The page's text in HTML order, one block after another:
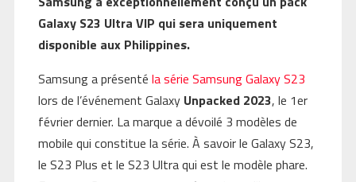
Galaxy S23 Ultra VIP qui sera uniquement
disponible aux Philippines.
Samsung a présenté la série Samsung Galaxy S23
lors de l’événement Galaxy Unpacked 2023, le 1er
février dernier. La marque a dévoilé 3 modèles de
mobile qui constitue la série. À savoir le Galaxy S23,
le S23 Plus et le S23 Ultra qui est le modèle phare.